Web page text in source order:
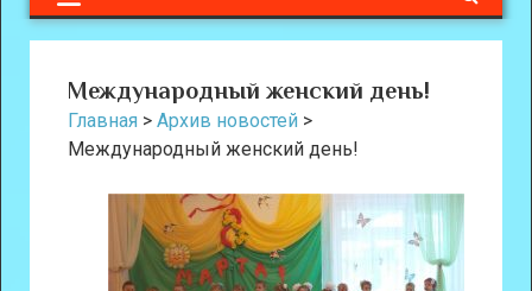
Международный женский день!
Главная > Архив новостей >
Международный женский день!